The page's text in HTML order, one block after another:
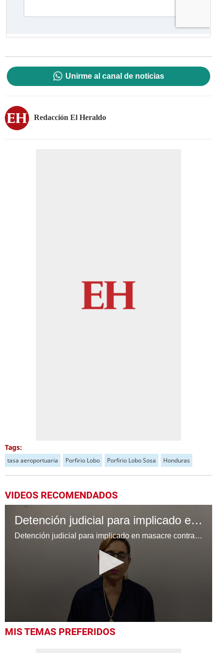
Unirme al canal de noticias
Redacción El Heraldo
Tags:
tasa aeroportuaria Porfirio Lobo Porfirio Lobo Sosa Honduras
VIDEOS RECOMENDADOS
Detención judicial para implicado en masacre contra el hijo de Pepe Lobo
Detención judicial para implicado en masacre contra el hijo de Pepe Lobo.
seconds
MIS TEMAS PREFERIDOS